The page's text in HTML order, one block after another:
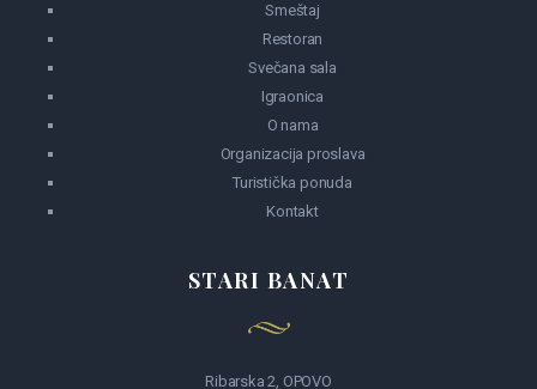
Smeštaj
Restoran
Svečana sala
Igraonica
O nama
Organizacija proslava
Turistička ponuda
Kontakt
STARI BANAT
Ribarska 2, OPOVO